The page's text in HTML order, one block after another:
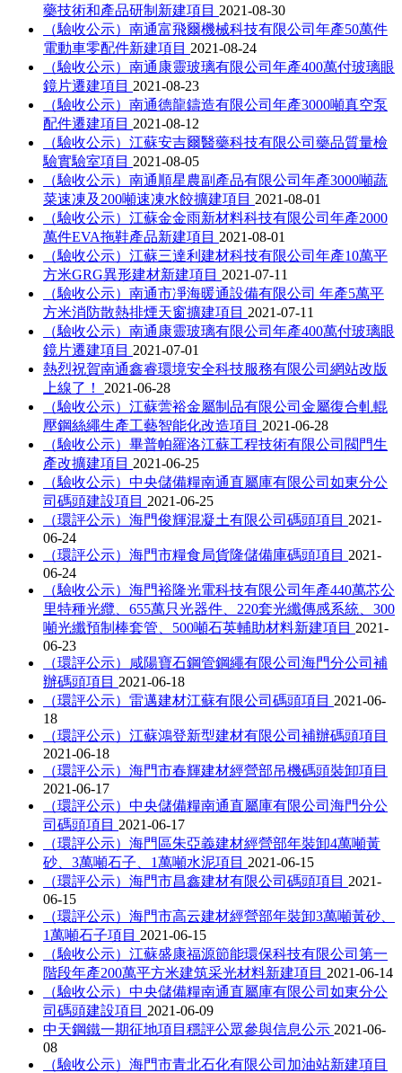
藥技術和產品研制新建項目 2021-08-30
（驗收公示）南通富飛爾機械科技有限公司年產50萬件
電動車零配件新建項目 2021-08-24
（驗收公示）南通康靈玻璃有限公司年產400萬付玻璃眼
鏡片遷建項目 2021-08-23
（驗收公示）南通德龍鑄造有限公司年產3000噸真空泵
配件遷建項目 2021-08-12
（驗收公示）江蘇安吉爾醫藥科技有限公司藥品質量檢
驗實驗室項目 2021-08-05
（驗收公示）南通順星農副產品有限公司年產3000噸蔬
菜速凍及200噸速凍水餃擴建項目 2021-08-01
（驗收公示）江蘇金金雨新材料科技有限公司年產2000
萬件EVA拖鞋產品新建項目 2021-08-01
（驗收公示）江蘇三達利建材科技有限公司年產10萬平
方米GRG異形建材新建項目 2021-07-11
（驗收公示）南通市凈海暖通設備有限公司 年產5萬平
方米消防散熱排煙天窗擴建項目 2021-07-11
（驗收公示）南通康靈玻璃有限公司年產400萬付玻璃眼
鏡片遷建項目 2021-07-01
熱烈祝賀南通鑫睿環境安全科技服務有限公司網站改版
上線了！ 2021-06-28
（驗收公示）江蘇蕓裕金屬制品有限公司金屬復合軋輥
壓鋼絲繩生產工藝智能化改造項目 2021-06-28
（驗收公示）畢普帕羅洛江蘇工程技術有限公司閥門生
產改擴建項目 2021-06-25
（驗收公示）中央儲備糧南通直屬庫有限公司如東分公
司碼頭建設項目 2021-06-25
（環評公示）海門俊輝混凝土有限公司碼頭項目 2021-
06-24
（環評公示）海門市糧食局貨隆儲備庫碼頭項目 2021-
06-24
（驗收公示）海門裕隆光電科技有限公司年產440萬芯公
里特種光纜、655萬只光器件、220套光纖傳感系統、300
噸光纖預制棒套管、500噸石英輔助材料新建項目 2021-
06-23
（環評公示）咸陽寶石鋼管鋼繩有限公司海門分公司補
辦碼頭項目 2021-06-18
（環評公示）雷邁建材江蘇有限公司碼頭項目 2021-06-
18
（環評公示）江蘇鴻登新型建材有限公司補辦碼頭項目
2021-06-18
（環評公示）海門市春輝建材經營部吊機碼頭裝卸項目
2021-06-17
（環評公示）中央儲備糧南通直屬庫有限公司海門分公
司碼頭項目 2021-06-17
（環評公示）海門區朱亞義建材經營部年裝卸4萬噸黃
砂、3萬噸石子、1萬噸水泥項目 2021-06-15
（環評公示）海門市昌鑫建材有限公司碼頭項目 2021-
06-15
（環評公示）海門市高云建材經營部年裝卸3萬噸黃砂、
1萬噸石子項目 2021-06-15
（驗收公示）江蘇盛康福源節能環保科技有限公司第一
階段年產200萬平方米建筑采光材料新建項目 2021-06-14
（驗收公示）中央儲備糧南通直屬庫有限公司如東分公
司碼頭建設項目 2021-06-09
中天鋼鐵一期征地項目穩評公眾參與信息公示 2021-06-
08
（驗收公示）海門市青北石化有限公司加油站新建項目